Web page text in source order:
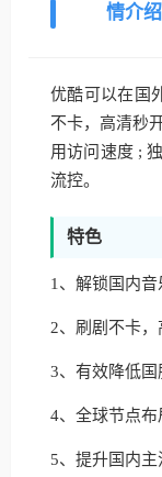
情介绍
优酷可以在国
不卡，高清秒
用访问速度 ;
流控。
特色
1、解锁国内音
2、刷剧不卡，
3、有效降低国
4、全球节点布
5、提升国内主